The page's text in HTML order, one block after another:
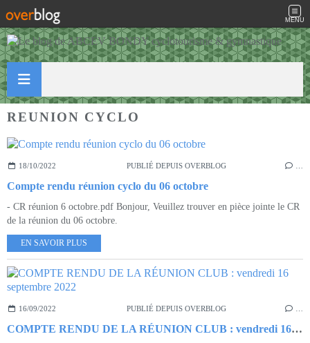
MENU
REUNION CYCLO
18/10/2022 PUBLIÉ DEPUIS OVERBLOG
Compte rendu réunion cyclo du 06 octobre
- CR réunion 6 octobre.pdf Bonjour, Veuillez trouver en pièce jointe le CR
de la réunion du 06 octobre.
EN SAVOIR PLUS
16/09/2022 PUBLIÉ DEPUIS OVERBLOG
COMPTE RENDU DE LA RÉUNION CLUB : vendredi 16 septembre 2022